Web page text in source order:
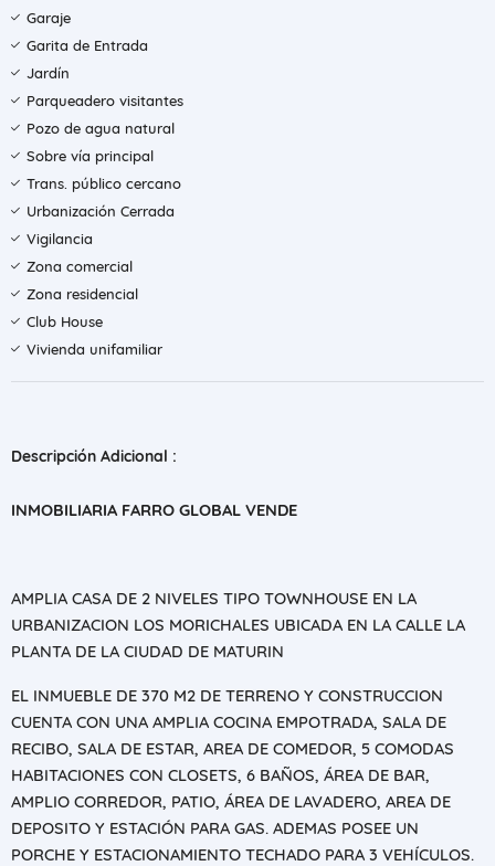
Garaje
Garita de Entrada
Jardín
Parqueadero visitantes
Pozo de agua natural
Sobre vía principal
Trans. público cercano
Urbanización Cerrada
Vigilancia
Zona comercial
Zona residencial
Club House
Vivienda unifamiliar
Descripción Adicional :
INMOBILIARIA FARRO GLOBAL VENDE
AMPLIA CASA DE 2 NIVELES TIPO TOWNHOUSE EN LA
URBANIZACION LOS MORICHALES UBICADA EN LA CALLE LA
PLANTA DE LA CIUDAD DE MATURIN
EL INMUEBLE DE 370 M2 DE TERRENO Y CONSTRUCCION
CUENTA CON UNA AMPLIA COCINA EMPOTRADA, SALA DE
RECIBO, SALA DE ESTAR, AREA DE COMEDOR, 5 COMODAS
HABITACIONES CON CLOSETS, 6 BAÑOS, ÁREA DE BAR,
AMPLIO CORREDOR, PATIO, ÁREA DE LAVADERO, AREA DE
DEPOSITO Y ESTACIÓN PARA GAS. ADEMAS POSEE UN
PORCHE Y ESTACIONAMIENTO TECHADO PARA 3 VEHÍCULOS.